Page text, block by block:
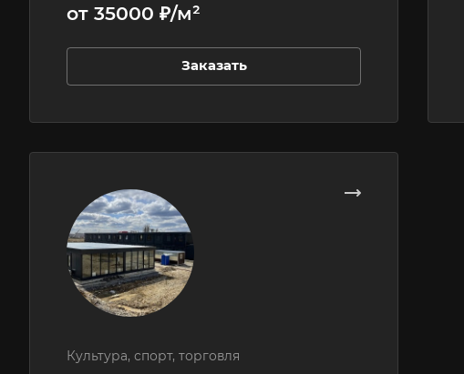
от 35000 ₽/м²
Заказать
Культура, спорт, торговля